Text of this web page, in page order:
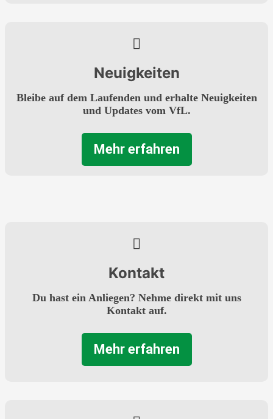
Neuigkeiten
Bleibe auf dem Laufenden und erhalte Neuigkeiten
und Updates vom VfL.
Mehr erfahren
Kontakt
Du hast ein Anliegen? Nehme direkt mit uns
Kontakt auf.
Mehr erfahren